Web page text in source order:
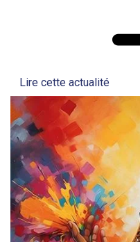
Lire cette actualité